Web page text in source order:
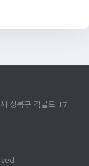
상록구 각골로 17